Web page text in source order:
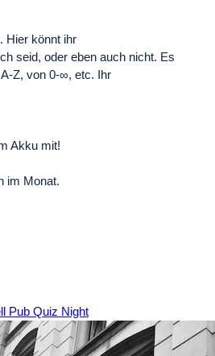
Hier könnt ihr
seid, oder eben auch nicht. Es
Z, von 0-∞, etc. Ihr
Akku mit!
im Monat.